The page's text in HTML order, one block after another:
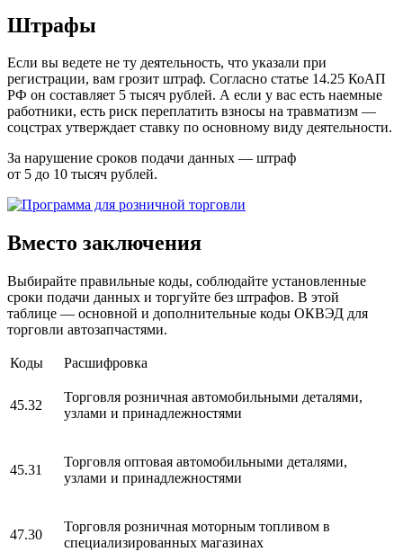
Штрафы
Если вы ведете не ту деятельность, что указали при
регистрации, вам грозит штраф. Согласно статье 14.25 КоАП
РФ он составляет 5 тысяч рублей. А если у вас есть наемные
работники, есть риск переплатить взносы на травматизм —
соцстрах утверждает ставку по основному виду деятельности.
За нарушение сроков подачи данных — штраф
от 5 до 10 тысяч рублей.
Вместо заключения
Выбирайте правильные коды, соблюдайте установленные
сроки подачи данных и торгуйте без штрафов. В этой
таблице — основной и дополнительные коды ОКВЭД для
торговли автозапчастями.
Коды Расшифровка
45.32
Торговля розничная автомобильными деталями,
узлами и принадлежностями
45.31
Торговля оптовая автомобильными деталями,
узлами и принадлежностями
47.30
Торговля розничная моторным топливом в
специализированных магазинах